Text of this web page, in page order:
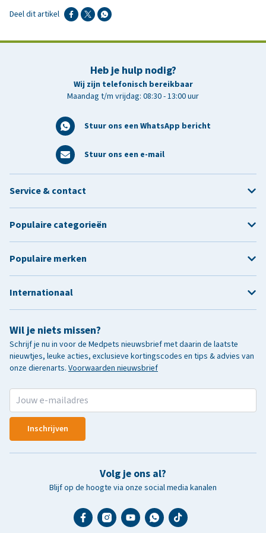
Deel dit artikel
Heb je hulp nodig?
Wij zijn telefonisch bereikbaar
Maandag t/m vrijdag: 08:30 - 13:00 uur
Stuur ons een WhatsApp bericht
Stuur ons een e-mail
Wil je niets missen?
Schrijf je nu in voor de Medpets nieuwsbrief met daarin de laatste
nieuwtjes, leuke acties, exclusieve kortingscodes en tips & advies van
onze dierenarts. Voorwaarden nieuwsbrief
Inschrijven
Volg je ons al?
Blijf op de hoogte via onze social media kanalen
Service & contact
Populaire categorieën
Populaire merken
Internationaal